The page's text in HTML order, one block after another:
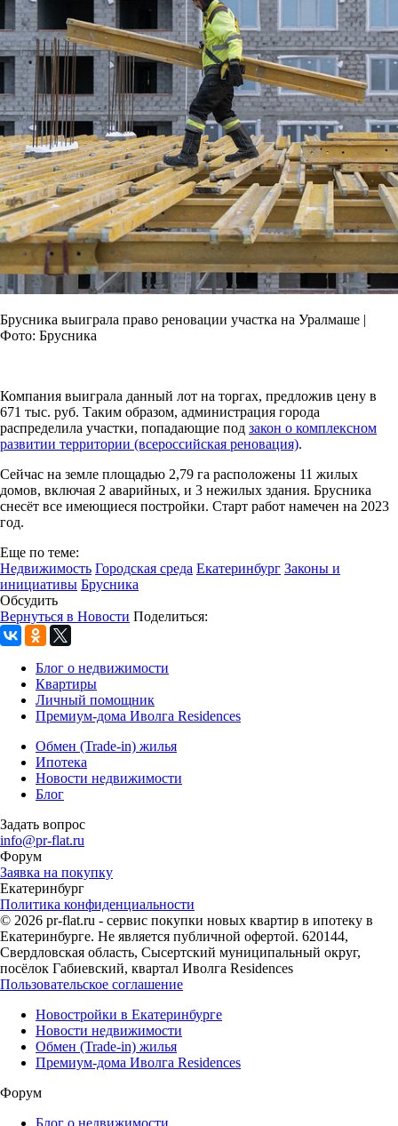
Брусника выиграла право реновации участка на Уралмаше |
Фото: Брусника
Компания выиграла данный лот на торгах, предложив цену в
671 тыс. руб. Таким образом, администрация города
распределила участки, попадающие под закон о комплексном
развитии территории (всероссийская реновация).
Сейчас на земле площадью 2,79 га расположены 11 жилых
домов, включая 2 аварийных, и 3 нежилых здания. Брусника
снесёт все имеющиеся постройки. Старт работ намечен на 2023
год.
Еще по теме:
Недвижимость Городская среда Екатеринбург Законы и
инициативы Брусника
Обсудить
Вернуться в Новости Поделиться:
Блог о недвижимости
Квартиры
Личный помощник
Премиум-дома Иволга Residences
Обмен (Trade-in) жилья
Ипотека
Новости недвижимости
Блог
Задать вопрос
info@pr-flat.ru
Форум
Заявка на покупку
Екатеринбург
Политика конфиденциальности
© 2026 pr-flat.ru - сервис покупки новых квартир в ипотеку в
Екатеринбурге. Не является публичной офертой. 620144,
Свердловская область, Сысертский муниципальный округ,
посёлок Габиевский, квартал Иволга Residences
Пользовательское соглашение
Новостройки в Екатеринбурге
Новости недвижимости
Обмен (Trade-in) жилья
Премиум-дома Иволга Residences
Форум
Блог о недвижимости